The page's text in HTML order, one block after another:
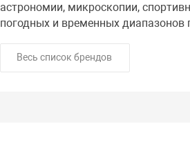
астрономии, микроскопии,
погодных и временных диапазонов
Весь список брендов